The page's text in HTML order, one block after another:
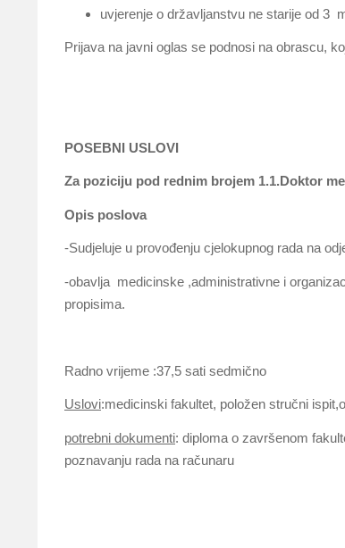
uvjerenje o državljanstvu ne starije od 3
Prijava na javni oglas se podnosi na obrascu,
POSEBNI USLOVI
Za poziciju pod rednim brojem 1.1.Doktor
Opis poslova
-Sudjeluje u provođenju cjelokupnog rada na
-obavlja medicinske ,administrativne i
propisima.
Radno vrijeme :37,5 sati sedmično
Uslovi:medicinski fakultet, položen stručni
potrebni dokumenti: diploma o završenom
poznavanju rada na računaru